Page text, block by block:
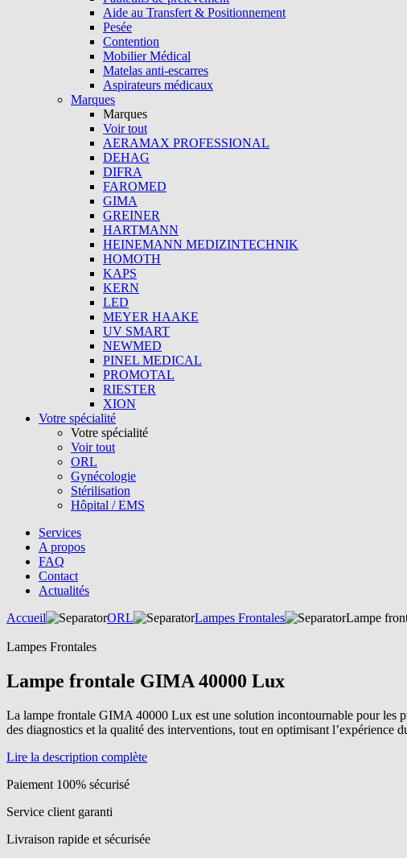
Aide au Transfert & Positionnement
Pesée
Contention
Mobilier Médical
Matelas anti-escarres
Aspirateurs médicaux
Marques
Marques
Voir tout
AERAMAX PROFESSIONAL
DEHAG
DIFRA
FAROMED
GIMA
GREINER
HARTMANN
HEINEMANN MEDIZINTECHNIK
HOMOTH
KAPS
KERN
LED
MEYER HAAKE
UV SMART
NEWMED
PINEL MEDICAL
PROMOTAL
RIESTER
XION
Votre spécialité
Votre spécialité
Voir tout
ORL
Gynécologie
Stérilisation
Hôpital / EMS
Services
A propos
FAQ
Contact
Actualités
Accueil
ORL Lampes Frontales Lampe
Lampes Frontales
Lampe frontale GIMA 40000 Lux
La lampe frontale GIMA 40000 Lux est une solution incontournable pour les
des diagnostics et la qualité des interventions, tout en optimisant l’expérience
Lire la description complète
Paiement 100% sécurisé
Service client garanti
Livraison rapide et sécurisée